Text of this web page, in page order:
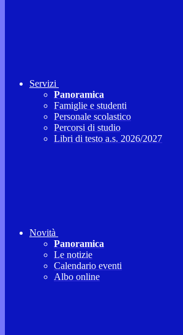
Servizi
Panoramica
Famiglie e studenti
Personale scolastico
Percorsi di studio
Libri di testo a.s. 2026/2027
Novità
Panoramica
Le notizie
Calendario eventi
Albo online